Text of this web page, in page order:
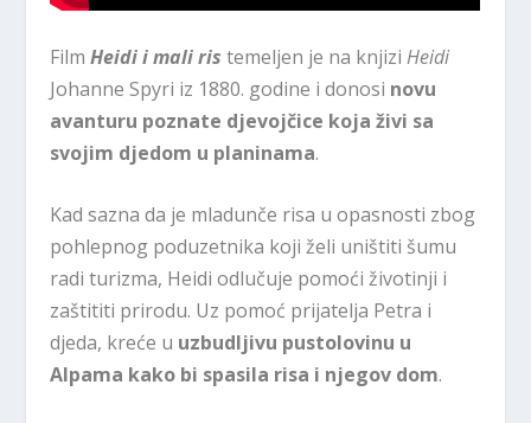
FilmHeidi i mali ris temeljen je na knjiziHeidi
Johanne Spyri iz 1880. godine i donosi novu
avanturu poznate djevojčice koja živi sa
svojim djedom u planinama.
Kad sazna da je mladunče risa u opasnosti zbog
pohlepnog poduzetnika koji želi uništiti šumu
radi turizma, Heidi odlučuje pomoći životinji i
zaštititi prirodu. Uz pomoć prijatelja Petra i
djeda, kreće u uzbudljivu pustolovinu u
Alpama kako bi spasila risa i njegov dom.